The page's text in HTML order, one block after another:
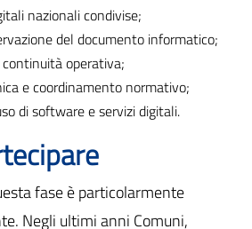
nazionali condivise;
del documento informatico;
operativa;
e coordinamento normativo;
di software e servizi digitali.
fase è particolarmente
Negli ultimi anni Comuni,